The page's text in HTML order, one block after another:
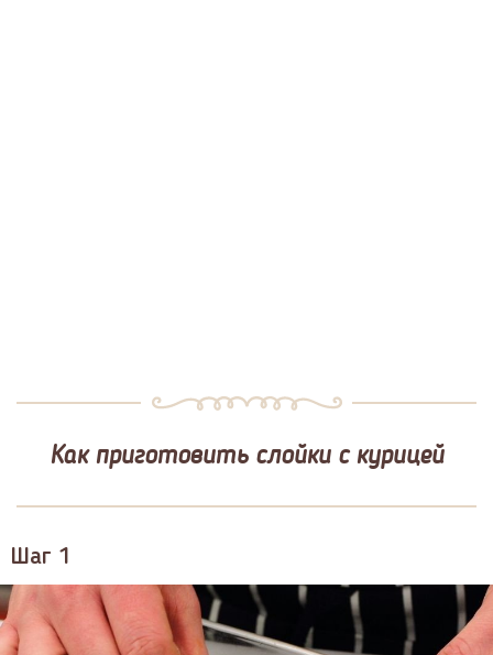
Как приготовить слойки с курицей
Шаг 1